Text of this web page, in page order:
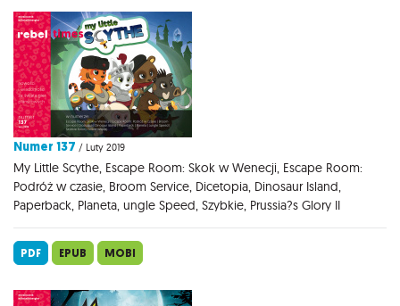
Numer 137 / Luty 2019
My Little Scythe, Escape Room: Skok w Wenecji, Escape Room:
Podróż w czasie, Broom Service, Dicetopia, Dinosaur Island,
Paperback, Planeta, ungle Speed, Szybkie, Prussia?s Glory II
PDF EPUB MOBI